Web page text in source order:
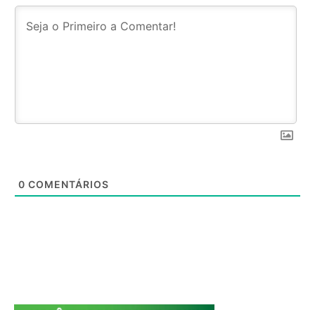
0 COMENTÁRIOS